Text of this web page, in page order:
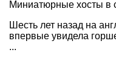
Миниатюрные хосты в
Шесть лет назад на
впервые увидела
...